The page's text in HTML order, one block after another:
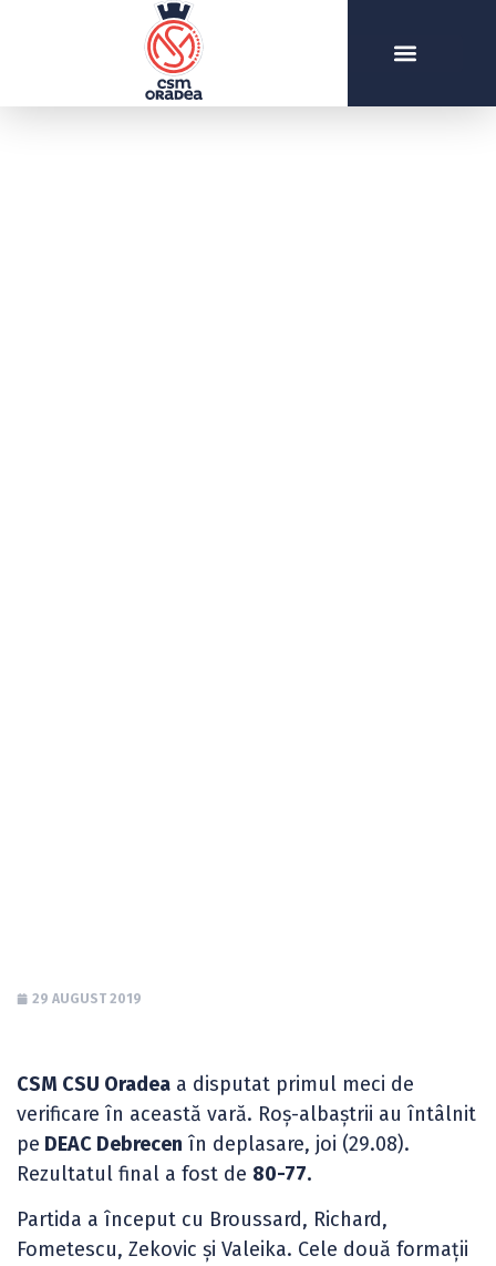
29 AUGUST 2019
CSM CSU Oradea a disputat primul meci de
verificare în această vară. Roș-albaștrii au întâlnit
pe DEAC Debrecen în deplasare, joi (29.08).
Rezultatul final a fost de 80-77.
Partida a început cu Broussard, Richard,
Fometescu, Zekovic și Valeika. Cele două formații